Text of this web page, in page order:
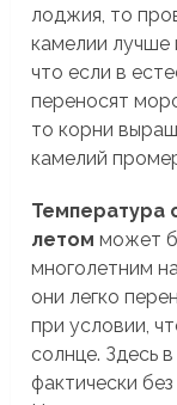
лоджия, то
камелии лучше
что если в
переносят
то корни
камелий
Температура
летом может
многолетним
они легко
при условии,
солнце. Здесь
фактически